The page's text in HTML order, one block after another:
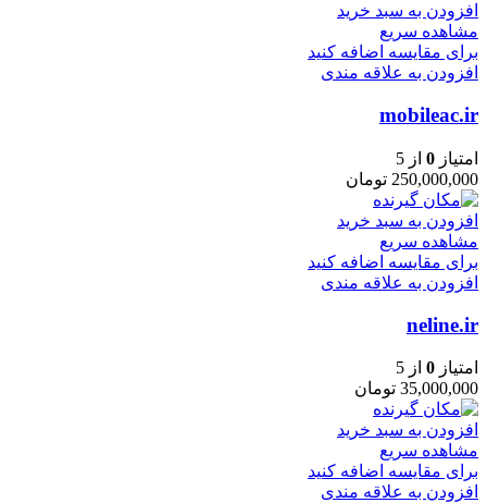
افزودن به سبد خرید
مشاهده سریع
برای مقایسه اضافه کنید
افزودن به علاقه مندی
mobileac.ir
امتیاز 0 از 5
250,000,000 تومان
افزودن به سبد خرید
مشاهده سریع
برای مقایسه اضافه کنید
افزودن به علاقه مندی
neline.ir
امتیاز 0 از 5
35,000,000 تومان
افزودن به سبد خرید
مشاهده سریع
برای مقایسه اضافه کنید
افزودن به علاقه مندی